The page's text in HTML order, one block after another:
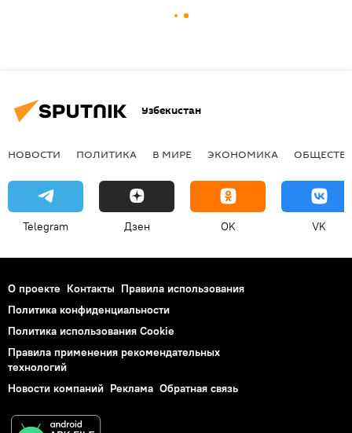
Узбекистан
НОВОСТИ ПОЛИТИКА В МИРЕ ЭКОНОМИКА
Telegram Дзен OK VK
О проекте Контакты Правила использования
Политика конфиденциальности
Политика использования Cookie
Правила применения рекомендательных
технологий
Новости компаний Реклама Обратная связь